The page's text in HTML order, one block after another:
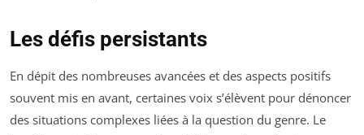
Les défis persistants
En dépit des nombreuses avancées et des aspects positifs
souvent mis en avant, certaines voix s’élèvent pour dénoncer
des situations complexes liées à la question du genre. Le